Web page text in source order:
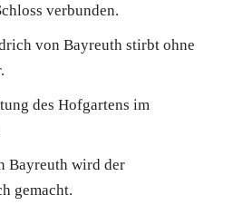
verbunden.
von Bayreuth stirbt ohne
des Hofgartens im
Bayreuth wird der
gemacht.